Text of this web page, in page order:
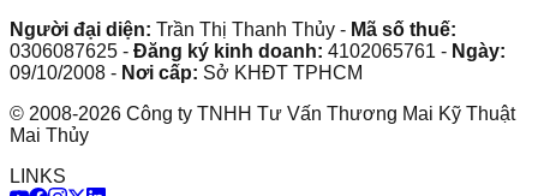
Người đại diện: Trần Thị Thanh Thủy - Mã số thuế:
0306087625 - Đăng ký kinh doanh: 4102065761 - Ngày:
09/10/2008 - Nơi cấp: Sở KHĐT TPHCM
© 2008-2026 Công ty TNHH Tư Vấn Thương Mai Kỹ Thuật
Mai Thủy
LINKS